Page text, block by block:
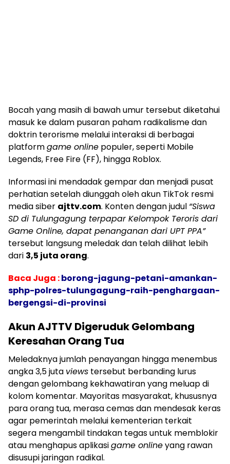
​Bocah yang masih di bawah umur tersebut diketahui
masuk ke dalam pusaran paham radikalisme dan
doktrin terorisme melalui interaksi di berbagai
platformgame online populer, seperti Mobile
Legends, Free Fire (FF), hingga Roblox.
​Informasi ini mendadak gempar dan menjadi pusat
perhatian setelah diunggah oleh akun TikTok resmi
media siber ajttv.com. Konten dengan judul “Siswa
SD di Tulungagung terpapar Kelompok Teroris dari
Game Online, dapat penanganan dari UPT PPA”
tersebut langsung meledak dan telah dilihat lebih
dari 3,5 juta orang.
Baca Juga :borong-jagung-petani-amankan-
sphp-polres-tulungagung-raih-penghargaan-
bergengsi-di-provinsi
Akun AJTTV Digeruduk Gelombang
Keresahan Orang Tua
​Meledaknya jumlah penayangan hingga menembus
angka 3,5 juta views tersebut berbanding lurus
dengan gelombang kekhawatiran yang meluap di
kolom komentar. Mayoritas masyarakat, khususnya
para orang tua, merasa cemas dan mendesak keras
agar pemerintah melalui kementerian terkait
segera mengambil tindakan tegas untuk memblokir
atau menghapus aplikasigame onlineyang rawan
disusupi jaringan radikal.